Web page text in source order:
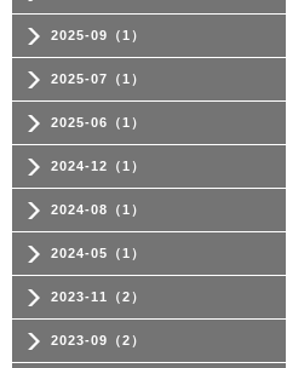
2025-09（1）
2025-07（1）
2025-06（1）
2024-12（1）
2024-08（1）
2024-05（1）
2023-11（2）
2023-09（2）